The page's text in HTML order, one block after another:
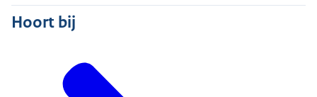
Hoort bij